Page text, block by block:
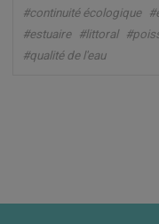
#continuité écologique
#estuaire
#littoral
#qualité de l'eau